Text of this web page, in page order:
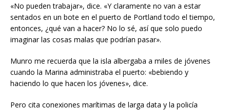
«No pueden trabajar», dice. «Y claramente no van a estar
sentados en un bote en el puerto de Portland todo el tiempo,
entonces, ¿qué van a hacer? No lo sé, así que solo puedo
imaginar las cosas malas que podrían pasar».
Munro me recuerda que la isla albergaba a miles de jóvenes
cuando la Marina administraba el puerto: «bebiendo y
haciendo lo que hacen los jóvenes», dice.
Pero cita conexiones marítimas de larga data y la policía